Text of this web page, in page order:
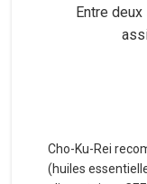
Entre
Cho-Ku-Rei
(huiles